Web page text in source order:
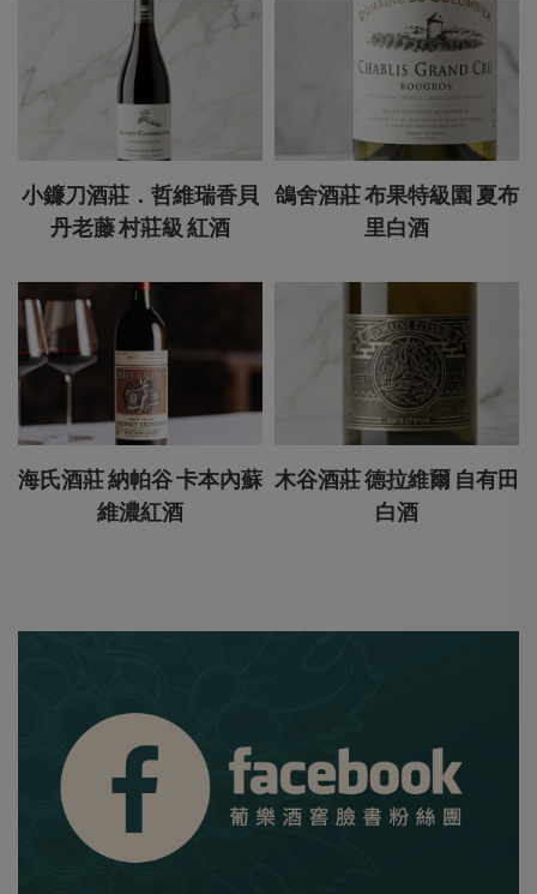
小鐮刀酒莊．哲維瑞香貝
丹老藤 村莊級 紅酒
鴿舍酒莊 布果特級園 夏布
里白酒
海氏酒莊 納帕谷 卡本內蘇
維濃紅酒
木谷酒莊 德拉維爾 自有田
白酒